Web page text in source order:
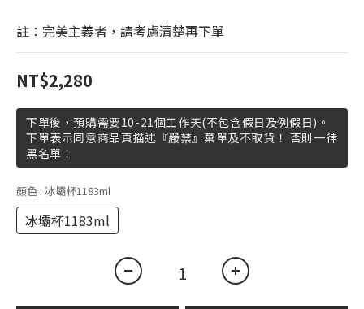
註：完美主義者，請考慮清楚再下單
NT$2,280
下單後，預購需要10-21個工作天(不包含假日及例假日)。
下單表示同意商品頁描述『嚴禁』棄單及不取貨！ 否則一律
黑名單！
顏色 : 冰壩杯1183ml
冰壩杯1183ml